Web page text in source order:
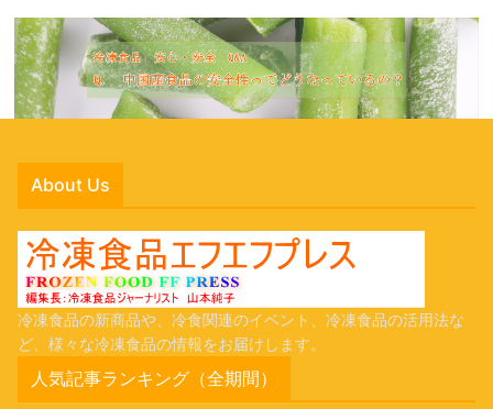
About Us
冷凍食品の新商品や、冷食関連のイベント、冷凍食品の活用法な
ど、様々な冷凍食品の情報をお届けします。
人気記事ランキング（全期間）